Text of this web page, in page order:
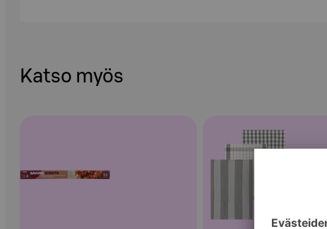
Katso myös